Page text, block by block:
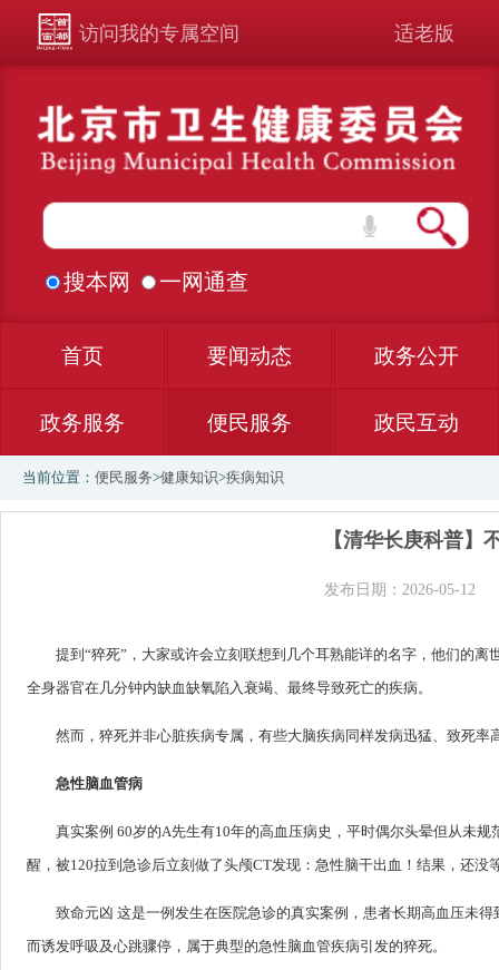
访问我的专属空间 适老版
搜本网 一网通查
首页 要闻动态 政务公开
政务服务 便民服务 政民互动
当前位置： 便民服务>健康知识>疾病知识
【清华长庚科普】
发布日期：2026-05-12
提到“猝死”，大家或许会立刻联想到几个耳熟能详的名字，他们的
全身器官在几分钟内缺血缺氧陷入衰竭、最终导致死亡的疾病。
然而，猝死并非心脏疾病专属，有些大脑疾病同样发病迅猛、致死
急性脑血管病
真实案例 60岁的A先生有10年的高血压病史，平时偶尔头晕但从未
醒，被120拉到急诊后立刻做了头颅CT发现：急性脑干出血！结果，还
致命元凶 这是一例发生在医院急诊的真实案例，患者长期高血压未
而诱发呼吸及心跳骤停，属于典型的急性脑血管疾病引发的猝死。